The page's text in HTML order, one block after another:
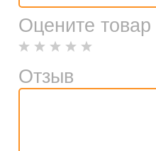
Оцените товар
Отзыв